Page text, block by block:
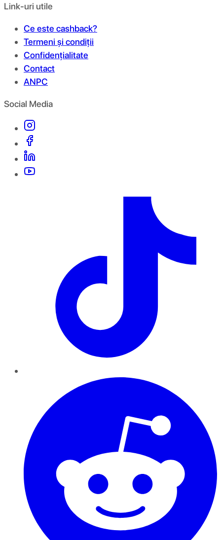
Link-uri utile
Ce este cashback?
Termeni și condiții
Confidențialitate
Contact
ANPC
Social Media